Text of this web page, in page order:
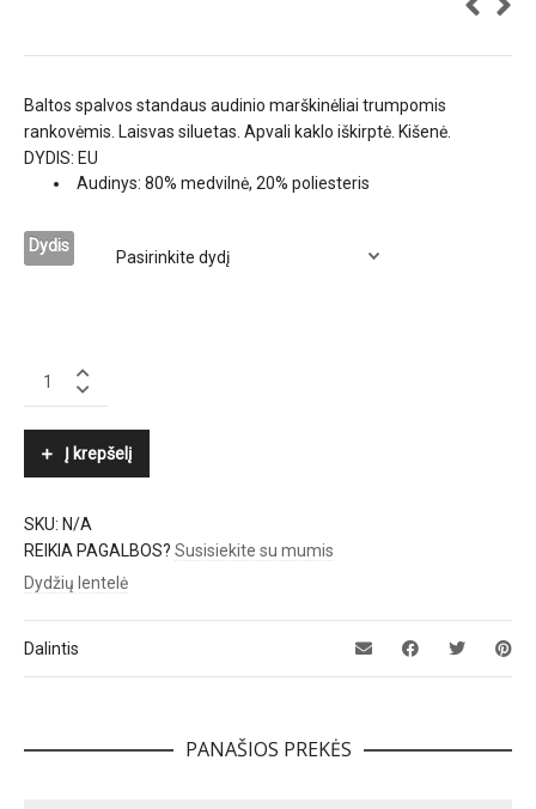
Baltos spalvos standaus audinio marškinėliai trumpomis
rankovėmis. Laisvas siluetas. Apvali kaklo iškirptė. Kišenė.
DYDIS: EU
Audinys: 80% medvilnė, 20% poliesteris
Dydis
BOGNER
quantity
Į krepšelį
SKU: N/A
REIKIA PAGALBOS? Susisiekite su mumis
Dydžių lentelė
Dalintis
PANAŠIOS PREKĖS